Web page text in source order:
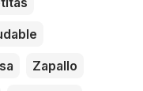
Zapallo